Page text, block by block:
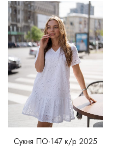
Cукня ПО-147 к/р 2025